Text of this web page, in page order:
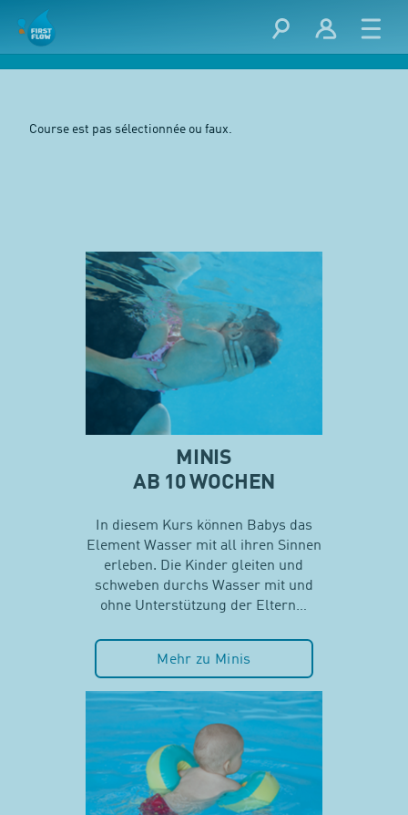
Course est pas sélectionnée ou faux.
MINIS
AB 10 WOCHEN
In diesem Kurs können Babys das
Element Wasser mit all ihren Sinnen
erleben. Die Kinder gleiten und
schweben durchs Wasser mit und
ohne Unterstützung der Eltern…
Mehr zu Minis